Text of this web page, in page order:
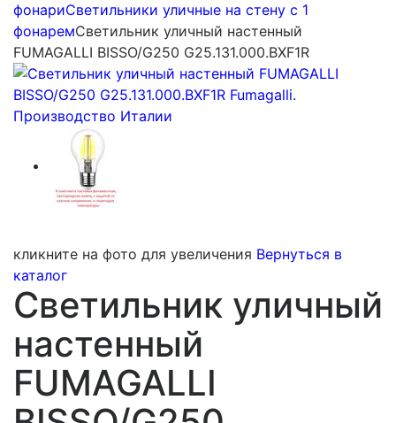
фонариСветильники уличные на стену с 1
фонаремСветильник уличный настенный
FUMAGALLI BISSO/G250 G25.131.000.BXF1R
кликните на фото для увеличения Вернуться в
каталог
Светильник уличный
настенный
FUMAGALLI